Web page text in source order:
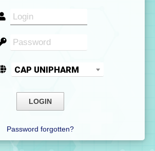
CAP UNIPHARM
Password forgotten?